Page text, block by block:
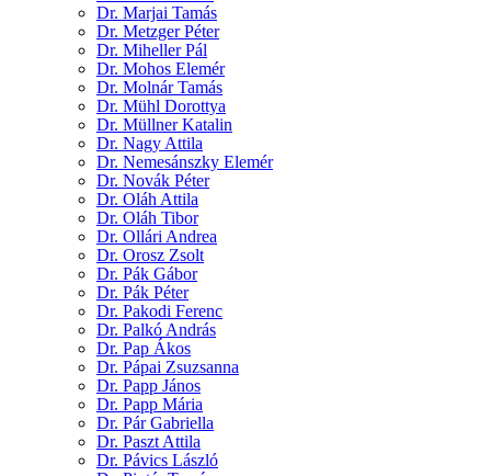
Dr. Marjai Tamás
Dr. Metzger Péter
Dr. Miheller Pál
Dr. Mohos Elemér
Dr. Molnár Tamás
Dr. Mühl Dorottya
Dr. Müllner Katalin
Dr. Nagy Attila
Dr. Nemesánszky Elemér
Dr. Novák Péter
Dr. Oláh Attila
Dr. Oláh Tibor
Dr. Ollári Andrea
Dr. Orosz Zsolt
Dr. Pák Gábor
Dr. Pák Péter
Dr. Pakodi Ferenc
Dr. Palkó András
Dr. Pap Ákos
Dr. Pápai Zsuzsanna
Dr. Papp János
Dr. Papp Mária
Dr. Pár Gabriella
Dr. Paszt Attila
Dr. Pávics László